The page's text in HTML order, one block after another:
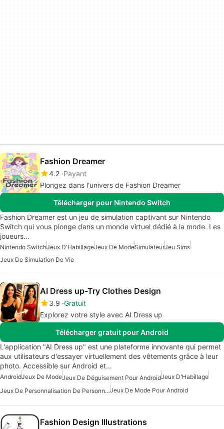
Fashion Dreamer
4.2 Payant
Plongez dans l'univers de Fashion Dreamer
Télécharger pour Nintendo Switch
Fashion Dreamer est un jeu de simulation captivant sur Nintendo
Switch qui vous plonge dans un monde virtuel dédié à la mode. Les
joueurs…
Nintendo SwitchJeux D'HabillageJeux De ModeSimulateurJeu Sims
Jeux De Simulation De Vie
AI Dress up-Try Clothes Design
3.9 Gratuit
Explorez votre style avec AI Dress up
Télécharger gratuit pour Android
L'application "AI Dress up" est une plateforme innovante qui permet
aux utilisateurs d'essayer virtuellement des vêtements grâce à leur
photo. Accessible sur Android et…
AndroidJeux De ModeJeux De Déguisement Pour AndroidJeux D'Habillage
Jeux De Personnalisation De Personnages Pour AndroidJeux De Mode Pour Android
Fashion Design Illustrations